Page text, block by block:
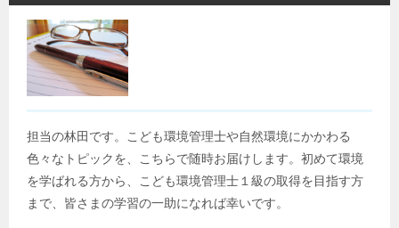
担当の林田です。こども環境管理士や自然環境にかかわる
色々なトピックを、こちらで随時お届けします。初めて環境
を学ばれる方から、こども環境管理士１級の取得を目指す方
まで、皆さまの学習の一助になれば幸いです。